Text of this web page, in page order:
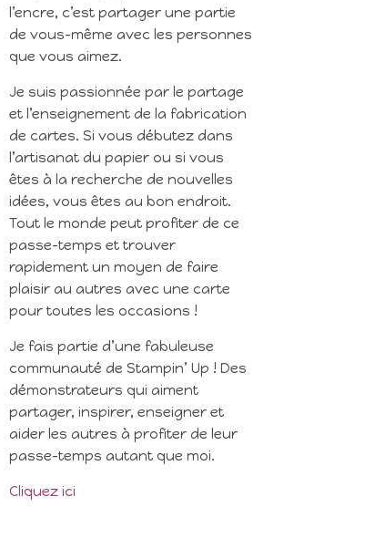
l’encre, c’est partager une partie
de vous-même avec les personnes
que vous aimez.
Je suis passionnée par le partage
et l’enseignement de la fabrication
de cartes. Si vous débutez dans
l’artisanat du papier ou si vous
êtes à la recherche de nouvelles
idées, vous êtes au bon endroit.
Tout le monde peut profiter de ce
passe-temps et trouver
rapidement un moyen de faire
plaisir au autres avec une carte
pour toutes les occasions !
Je fais partie d’une fabuleuse
communauté de Stampin’ Up ! Des
démonstrateurs qui aiment
partager, inspirer, enseigner et
aider les autres à profiter de leur
passe-temps autant que moi.
Cliquez ici